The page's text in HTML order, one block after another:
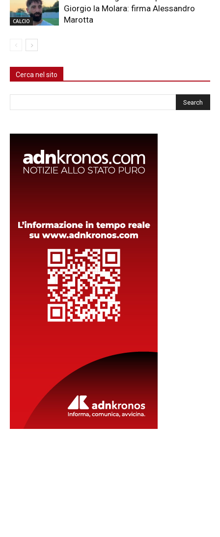
CALCIO
Giorgio la Molara: firma Alessandro
Marotta
Cerca nel sito